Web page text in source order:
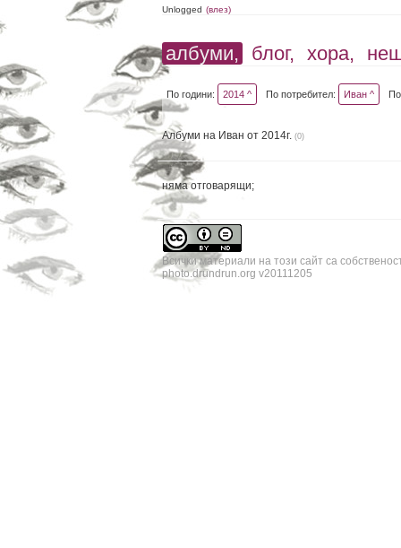
Unlogged (влез)
албуми, блог, хора,
По години: 2014 ^ По потребител: Иван ^
Албуми на Иван от 2014г. (0)
няма отговарящи;
Всички материали на този сайт са
photo.drundrun.org v20111205